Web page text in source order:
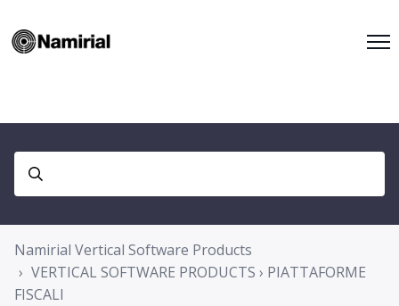
Namirial Vertical Software Products
VERTICAL SOFTWARE PRODUCTS › PIATTAFORME
FISCALI